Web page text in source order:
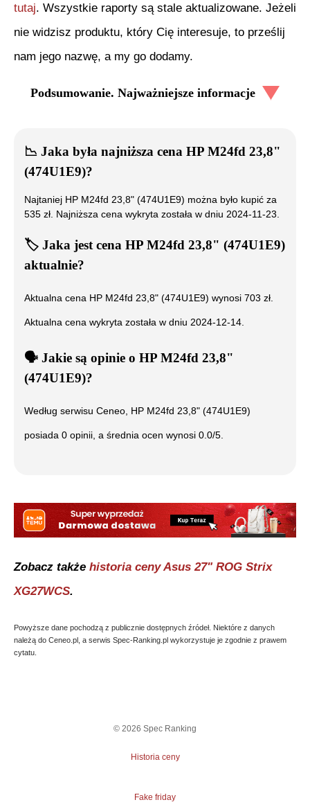
tutaj. Wszystkie raporty są stale aktualizowane. Jeżeli
nie widzisz produktu, który Cię interesuje, to prześlij
nam jego nazwę, a my go dodamy.
Podsumowanie. Najważniejsze informacje
📉 Jaka była najniższa cena HP M24fd 23,8"
(474U1E9)?
Najtaniej HP M24fd 23,8" (474U1E9) można było kupić za
535 zł. Najniższa cena wykryta została w dniu 2024-11-23
🏷️ Jaka jest cena HP M24fd 23,8" (474U1E9)
aktualnie?
Aktualna cena HP M24fd 23,8" (474U1E9) wynosi 703 zł.
Aktualna cena wykryta została w dniu 2024-12-14
🗣️ ️ Jakie są opinie o HP M24fd 23,8"
(474U1E9)?
Według serwisu Ceneo, HP M24fd 23,8" (474U1E9)
posiada 0 opinii, a średnia ocen wynosi 0.0/5.
Zobacz także historia cenyAsus 27" ROG Strix
XG27WCS.
Powyższe dane pochodzą z publicznie dostępnych źródeł. Niektóre z danych
należą do Ceneo.pl, a serwis Spec-Ranking.pl wykorzystuje je zgodnie z prawem
cytatu.
© 2026 Spec Ranking
Historia ceny
Fake friday